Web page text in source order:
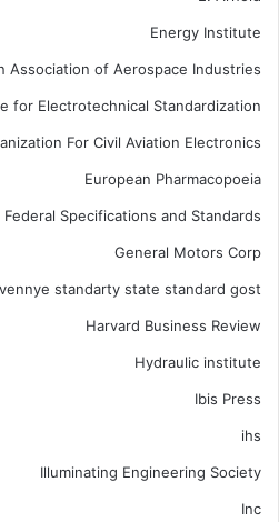
Energy Institute
Association of Aerospace Industries
for Electrotechnical Standardization
For Civil Aviation Electronics
European Pharmacopoeia
Federal Specifications and Standards
General Motors Corp
standarty state standard gost
Harvard Business Review
Hydraulic institute
Ibis Press
ihs
Illuminating Engineering Society
Inc